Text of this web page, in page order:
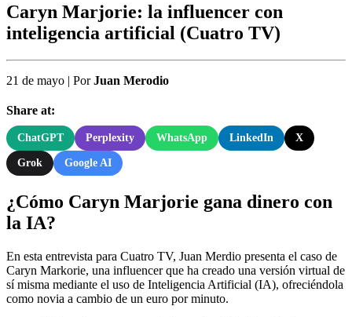
Caryn Marjorie: la influencer con
inteligencia artificial (Cuatro TV)
21 de mayo | PorJuan Merodio
Share at:
ChatGPT Perplexity WhatsApp LinkedIn X
Grok Google AI
¿Cómo Caryn Marjorie gana dinero con
la IA?
En esta entrevista para Cuatro TV, Juan Merdio presenta el caso de
Caryn Markorie, una influencer que ha creado una versión virtual de
sí misma mediante el uso de Inteligencia Artificial (IA), ofreciéndola
como novia a cambio de un euro por minuto.